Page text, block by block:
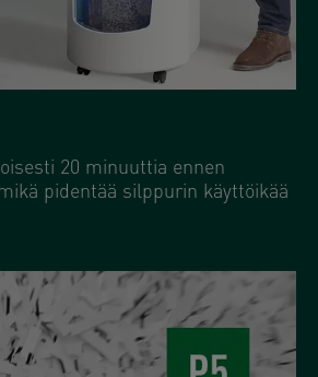
20 minuuttia ennen
pidentää silppurin käyttöikää